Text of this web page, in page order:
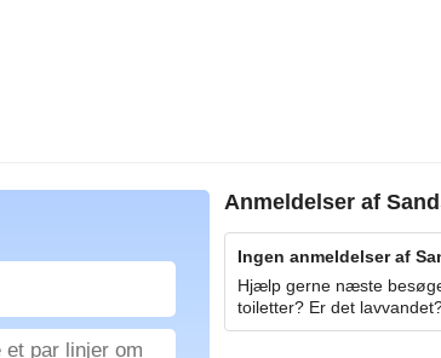
Anmeldelser af
Ingen anmeldelser af
Hjælp gerne næste
toiletter? Er det